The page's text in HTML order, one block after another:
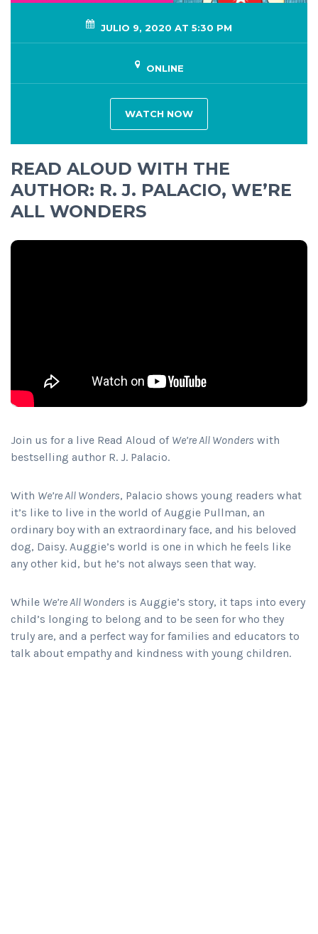
JULIO 9, 2020 AT 5:30 PM
ONLINE
WATCH NOW
READ ALOUD WITH THE
AUTHOR: R. J. PALACIO, WE’RE
ALL WONDERS
Join us for a live Read Aloud of We’re All Wonders with
bestselling author R. J. Palacio.
With We’re All Wonders, Palacio shows young readers what
it’s like to live in the world of Auggie Pullman, an
ordinary boy with an extraordinary face, and his beloved
dog, Daisy. Auggie’s world is one in which he feels like
any other kid, but he’s not always seen that way.
While We’re All Wonders is Auggie’s story, it taps into every
child’s longing to belong and to be seen for who they
truly are, and a perfect way for families and educators to
talk about empathy and kindness with young children.